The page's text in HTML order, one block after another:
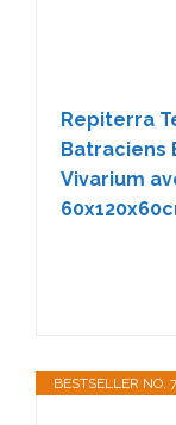
Repiterra
Batraciens
Vivarium
BESTSELLER NO. 7